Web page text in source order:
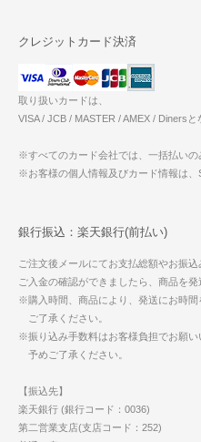
クレジットカード決済
取り扱いカードは、
VISA / JCB / MASTER / AMEX / Dinersと
※すべてのカード会社では、一括払いの
※お客様の個人情報及びカード情報は
銀行振込：楽天銀行(前払い)
ご注文後メールにてお支払総額やお振込
ご入金の確認ができましたら、商品を発
※購入時間、商品により、発送にお時間
ご了承ください。
※振り込み手数料はお客様負担でお願い
予めご了承ください。
【振込先】
楽天銀行 (銀行コード：0036)
第二営業支店(支店コード：252)